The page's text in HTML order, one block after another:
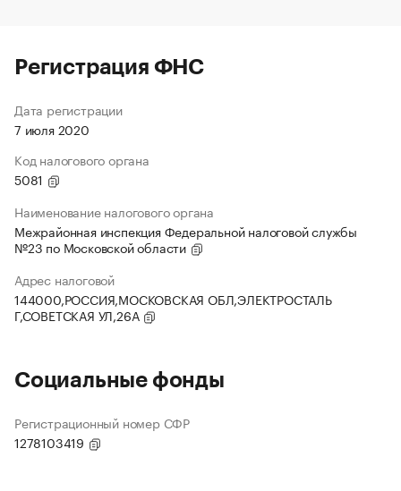
Регистрация ФНС
Дата регистрации
7 июля 2020
Код налогового органа
5081
Наименование налогового органа
Межрайонная инспекция Федеральной налоговой службы
№23 по Московской области
Адрес налоговой
144000,РОССИЯ,МОСКОВСКАЯ ОБЛ,ЭЛЕКТРОСТАЛЬ
Г,СОВЕТСКАЯ УЛ,26А
Социальные фонды
Регистрационный номер СФР
1278103419